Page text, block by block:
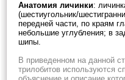
Анатомия личинки:
(шестиугольник/
передней части, по краям
небольшие углубления; в
шипы.
В приведенном на данной
трилобитов используются